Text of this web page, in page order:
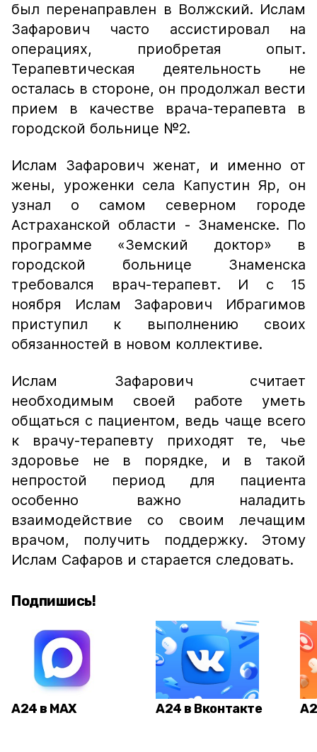
был перенаправлен в Волжский. Ислам
Зафарович часто ассистировал на
операциях, приобретая опыт.
Терапевтическая деятельность не
осталась в стороне, он продолжал вести
прием в качестве врача-терапевта в
городской больнице №2.
Ислам Зафарович женат, и именно от
жены, уроженки села Капустин Яр, он
узнал о самом северном городе
Астраханской области - Знаменске. По
программе «Земский доктор» в
городской больнице Знаменска
требовался врач-терапевт. И с 15
ноября Ислам Зафарович Ибрагимов
приступил к выполнению своих
обязанностей в новом коллективе.
Ислам Зафарович считает
необходимым своей работе уметь
общаться с пациентом, ведь чаще всего
к врачу-терапевту приходят те, чье
здоровье не в порядке, и в такой
непростой период для пациента
особенно важно наладить
взаимодействие со своим лечащим
врачом, получить поддержку. Этому
Ислам Сафаров и старается следовать.
Подпишись!
А24 в MAX А24 в Вконтакте